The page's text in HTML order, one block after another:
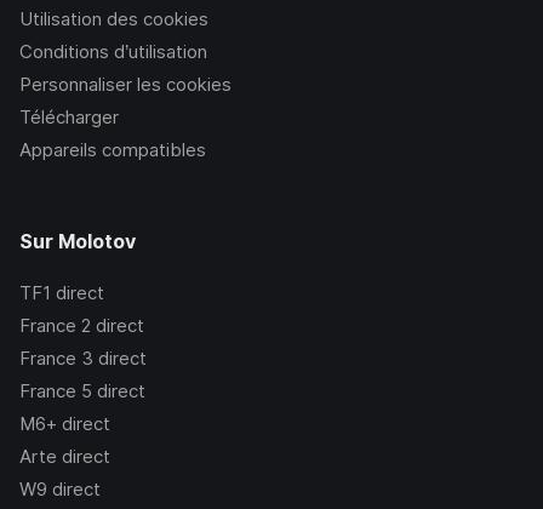
Utilisation des cookies
Conditions d’utilisation
Personnaliser les cookies
Télécharger
Appareils compatibles
Sur Molotov
TF1 direct
France 2 direct
France 3 direct
France 5 direct
M6+ direct
Arte direct
W9 direct